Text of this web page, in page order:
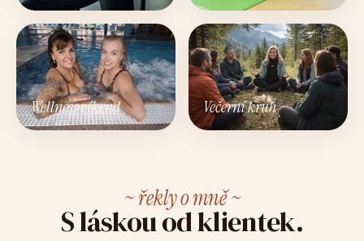
Wellness víkend Večerní kruh
~ řekly o mně ~
S láskou od klientek.